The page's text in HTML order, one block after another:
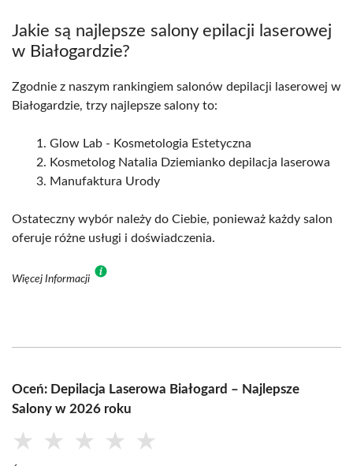
Jakie są najlepsze salony epilacji laserowej
w Białogardzie?
Zgodnie z naszym rankingiem salonów depilacji laserowej w
Białogardzie, trzy najlepsze salony to:
Glow Lab - Kosmetologia Estetyczna
Kosmetolog Natalia Dziemianko depilacja laserowa
Manufaktura Urody
Ostateczny wybór należy do Ciebie, ponieważ każdy salon
oferuje różne usługi i doświadczenia.
Więcej Informacji
Oceń: Depilacja Laserowa Białogard – Najlepsze
Salony w 2026 roku
★ ★ ★ ★ ★